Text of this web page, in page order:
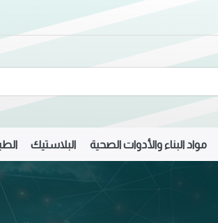
مواد البناء والأدوات الصحية البلاستيك